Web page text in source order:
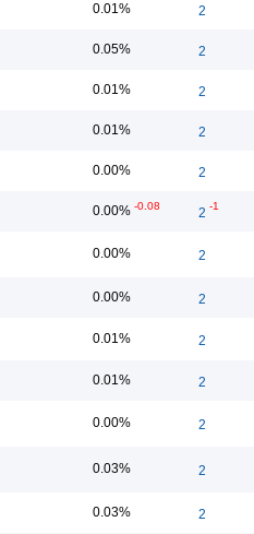
0.01% 2
0.05% 2
0.01% 2
0.01% 2
0.00% 2
0.00% -0.08 2 -1
0.00% 2
0.00% 2
0.01% 2
0.01% 2
0.00% 2
0.03% 2
0.03% 2